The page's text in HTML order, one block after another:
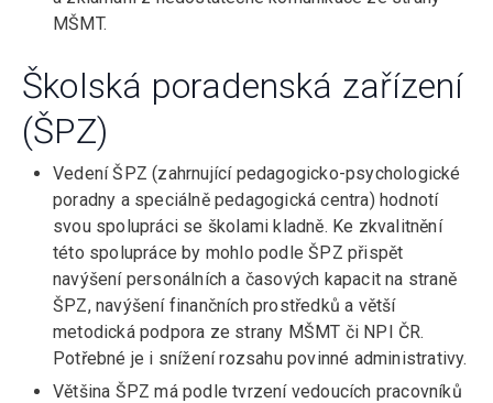
MŠMT.
Školská poradenská zařízení
(ŠPZ)
Vedení ŠPZ (zahrnující pedagogicko-psychologické
poradny a speciálně pedagogická centra) hodnotí
svou spolupráci se školami kladně. Ke zkvalitnění
této spolupráce by mohlo podle ŠPZ přispět
navýšení personálních a časových kapacit na straně
ŠPZ, navýšení finančních prostředků a větší
metodická podpora ze strany MŠMT či NPI ČR.
Potřebné je i snížení rozsahu povinné administrativy.
Většina ŠPZ má podle tvrzení vedoucích pracovníků